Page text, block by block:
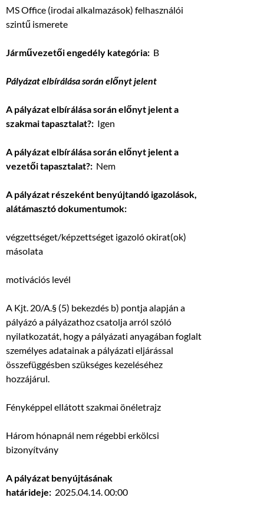
MS Office (irodai alkalmazások) felhasználói
szintű ismerete
Járművezetői engedély kategória: B
Pályázat elbírálása során előnyt jelent
A pályázat elbírálása során előnyt jelent a
szakmai tapasztalat?: Igen
A pályázat elbírálása során előnyt jelent a
vezetői tapasztalat?: Nem
A pályázat részeként benyújtandó igazolások,
alátámasztó dokumentumok:
végzettséget/képzettséget igazoló okirat(ok)
másolata
motivációs levél
A Kjt. 20/A.§ (5) bekezdés b) pontja alapján a
pályázó a pályázathoz csatolja arról szóló
nyilatkozatát, hogy a pályázati anyagában foglalt
személyes adatainak a pályázati eljárással
összefüggésben szükséges kezeléséhez
hozzájárul.
Fényképpel ellátott szakmai önéletrajz
Három hónapnál nem régebbi erkölcsi
bizonyítvány
A pályázat benyújtásának
határideje: 2025.04.14. 00:00